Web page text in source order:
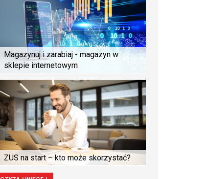
Magazynuj i zarabiaj - magazyn w
sklepie internetowym
ZUS na start – kto może skorzystać?